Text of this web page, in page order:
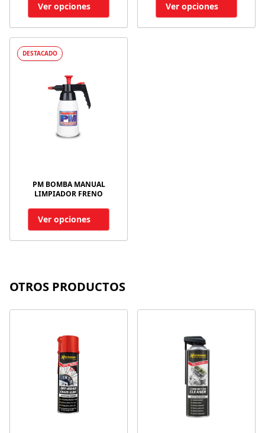
Ver opciones Ver opciones
DESTACADO
PM BOMBA MANUAL
LIMPIADOR FRENO
Ver opciones
OTROS PRODUCTOS